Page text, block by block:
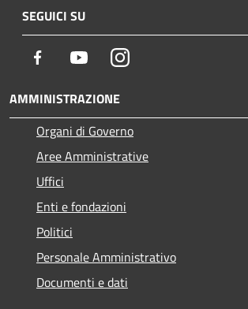
SEGUICI SU
Facebook YoutubeInstagram
AMMINISTRAZIONE
Organi di Governo
Aree Amministrative
Uffici
Enti e fondazioni
Politici
Personale Amministrativo
Documenti e dati